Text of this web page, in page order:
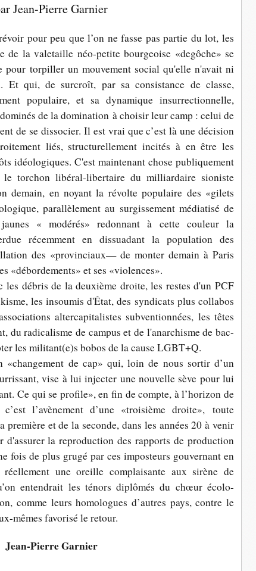
Jean-Pierre Garnier
pour peu que l’on ne fasse pas partie du lot, les
de la valetaille néo-petite bourgeoise «degôche» se
pour torpiller un mouvement social qu'elle n'avait ni
Et qui, de surcroît, par sa consistance de classe,
populaire, et sa dynamique insurrectionnelle,
de la domination à choisir leur camp : celui de
de se dissocier. Il est vrai que c’est là une décision
liés, structurellement incités à en être les
idéologiques. C'est maintenant chose publiquement
le torchon libéral-libertaire du milliardaire sioniste
demain, en noyant la révolte populaire des «gilets
parallèlement au surgissement médiatisé de
« modérés» redonnant à cette couleur la
récemment en dissuadant la population des
des «provinciaux— de monter demain à Paris
«débordements» et ses «violences».
les débris de la deuxième droite, les restes d'un PCF
les insoumis d'État, des syndicats plus collabos
altercapitalistes subventionnées, les têtes
du radicalisme de campus et de l'anarchisme de bac-
les militant(e)s bobos de la cause LGBT+Q.
«changement de cap» qui, loin de nous sortir d’un
vise à lui injecter une nouvelle sève pour lui
Ce qui se profile», en fin de compte, à l’horizon de
l’avènement d’une «troisième droite», toute
première et de la seconde, dans les années 20 à venir
d'assurer la reproduction des rapports de production
fois de plus grugé par ces imposteurs gouvernant en
une oreille complaisante aux sirène de
entendrait les ténors diplômés du chœur écolo-
comme leurs homologues d’autres pays, contre le
mêmes favorisé le retour.
Jean-Pierre Garnier